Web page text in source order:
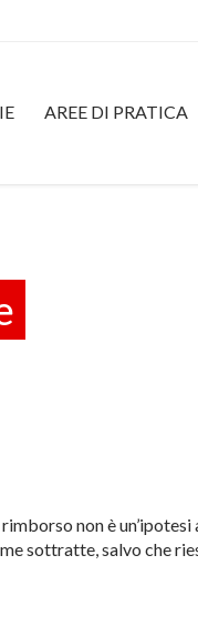
AREE DI PRATICA
non è
sottratte, salvo che